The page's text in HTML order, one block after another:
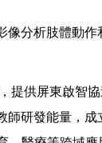
分析肢體動
提供屏東啟智
研發能量，